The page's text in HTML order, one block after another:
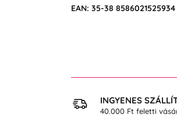
EAN: 35-38 8586021525934
INGYENES
40.000 Ft feletti